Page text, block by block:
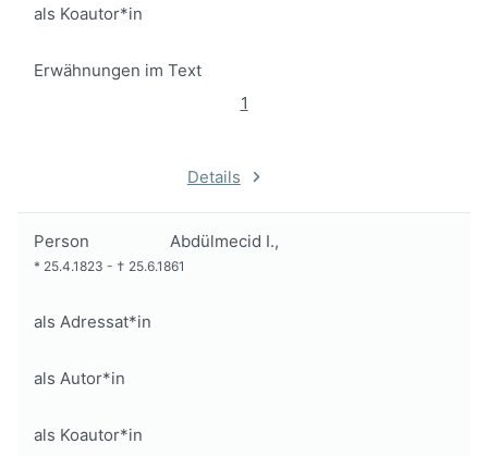
als Koautor*in
Erwähnungen im Text
1
Details
Person Abdülmecid I.,
* 25.4.1823 - † 25.6.1861
als Adressat*in
als Autor*in
als Koautor*in